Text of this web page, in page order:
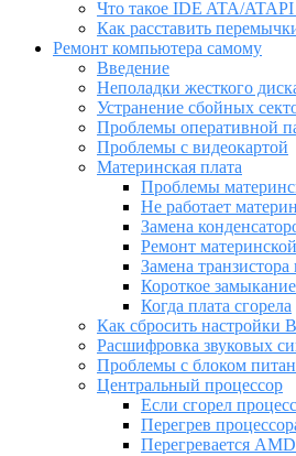
Что такое IDE ATA/ATAPI
Как расставить
Ремонт компьютера самому
Введение
Неполадки жесткого
Устранение сбойных
Проблемы оперативной
Проблемы с видеокартой
Материнская плата
Проблемы
Не работает
Замена
Ремонт
Замена транзистора
Короткое
Когда плата сгорела
Как сбросить настройки
Расшифровка звуковых
Проблемы с блоком
Центральный процессор
Если сгорел
Перегрев
Перегревается